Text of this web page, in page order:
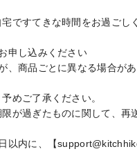
ですてきな時間をお過ごし
申し込みください
、商品ごとに異なる場合が
めご了承ください。
が過ぎたものに関して、再
以内に、【